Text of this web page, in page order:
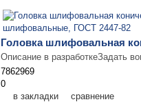
Головка шлифовальная
Описание в разработкеЗадать
7862969
0
в закладки сравнение